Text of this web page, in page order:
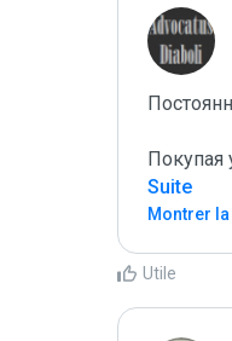
Покупая
Suite
Montrer
Utile